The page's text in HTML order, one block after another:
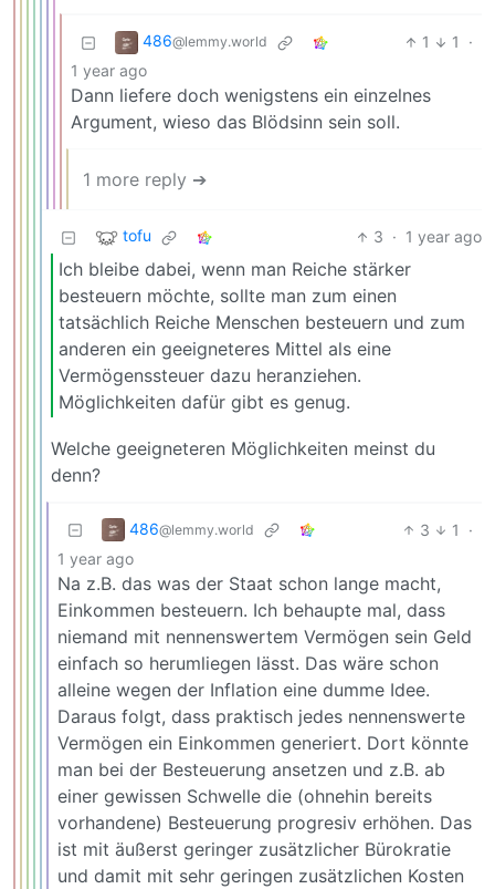
486@lemmy.world 1 1
·
1 year ago
Dann liefere doch wenigstens ein einzelnes
Argument, wieso das Blödsinn sein soll.
1 more reply ➔
tofu 3 · 1 year ago
Ich bleibe dabei, wenn man Reiche stärker
besteuern möchte, sollte man zum einen
tatsächlich Reiche Menschen besteuern und zum
anderen ein geeigneteres Mittel als eine
Vermögenssteuer dazu heranziehen.
Möglichkeiten dafür gibt es genug.
Welche geeigneteren Möglichkeiten meinst du
denn?
486@lemmy.world 3 1
·
1 year ago
Na z.B. das was der Staat schon lange macht,
Einkommen besteuern. Ich behaupte mal, dass
niemand mit nennenswertem Vermögen sein Geld
einfach so herumliegen lässt. Das wäre schon
alleine wegen der Inflation eine dumme Idee.
Daraus folgt, dass praktisch jedes nennenswerte
Vermögen ein Einkommen generiert. Dort könnte
man bei der Besteuerung ansetzen und z.B. ab
einer gewissen Schwelle die (ohnehin bereits
vorhandene) Besteuerung progresiv erhöhen. Das
ist mit äußerst geringer zusätzlicher Bürokratie
und damit mit sehr geringen zusätzlichen Kosten